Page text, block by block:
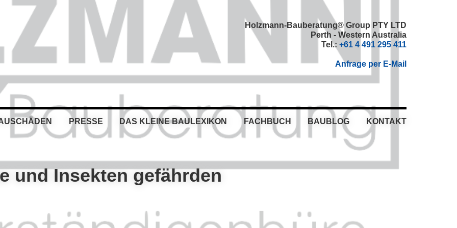
Holzmann-Bauberatung® Group PTY LTD
Perth - Western Australia
Tel.: +61 4 491 295 411
Anfrage per E-Mail
PRESSE DAS KLEINE BAULEXIKON FACHBUCH BAUBLOG KONTAKT
und Insekten gefährden